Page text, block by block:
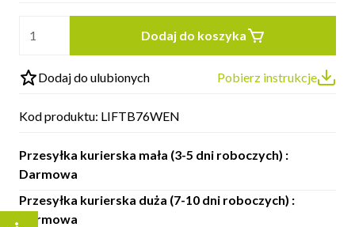
Dodaj do koszyka
Dodaj do ulubionych Pobierz instrukcje
Kod produktu: LIFTB76WEN
Przesyłka kurierska mała (3-5 dni roboczych) :
Darmowa
Przesyłka kurierska duża (7-10 dni roboczych) :
Darmowa